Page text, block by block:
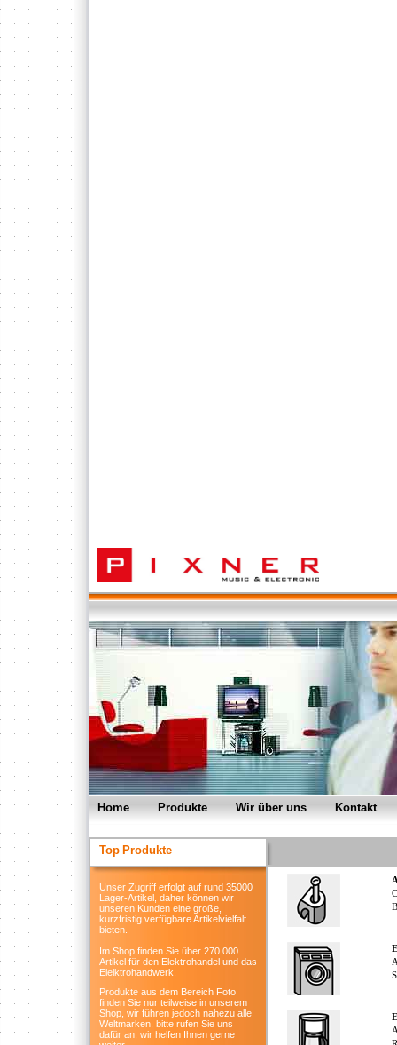
Home Produkte Wir über uns Kontakt
Top Produkte
Unser Zugriff erfolgt auf rund 35000
Lager-Artikel, daher können wir
unseren Kunden eine große,
kurzfristig verfügbare Artikelvielfalt
bieten.
Im Shop finden Sie über 270.000
Artikel für den Elektrohandel und das
Elelktrohandwerk.
Produkte aus dem Bereich Foto
finden Sie nur teilweise in unserem
Shop, wir führen jedoch nahezu alle
Weltmarken, bitte rufen Sie uns
dafür an, wir helfen Ihnen gerne